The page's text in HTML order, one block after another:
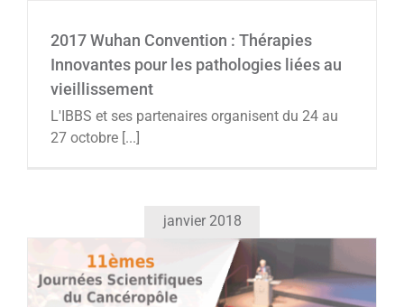
2017 Wuhan Convention : Thérapies
Innovantes pour les pathologies liées au
vieillissement
L'IBBS et ses partenaires organisent du 24 au
27 octobre [...]
janvier 2018